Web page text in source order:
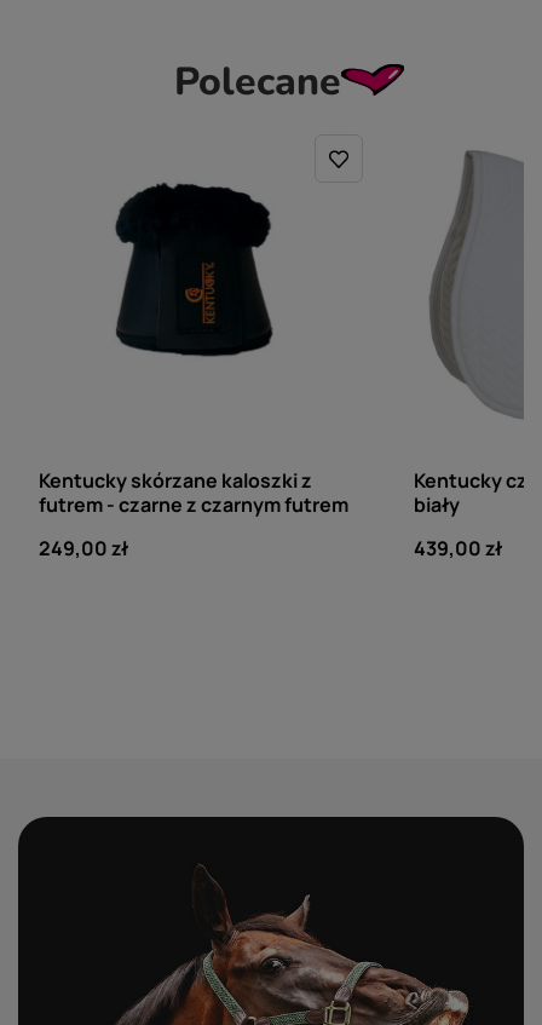
Polecane
Kentucky skórzane kaloszki z
futrem - czarne z czarnym futrem
249,00 zł
Kentucky
biały
439,00 zł